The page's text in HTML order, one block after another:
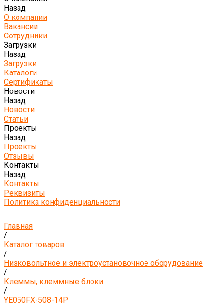
Назад
О компании
Вакансии
Сотрудники
Загрузки
Назад
Загрузки
Каталоги
Сертификаты
Новости
Назад
Новости
Статьи
Проекты
Назад
Проекты
Отзывы
Контакты
Назад
Контакты
Реквизиты
Политика конфиденциальности
Главная
/
Каталог товаров
/
Низковольтное и электроустановочное оборудование
/
Клеммы, клеммные блоки
/
YE050FX-508-14P